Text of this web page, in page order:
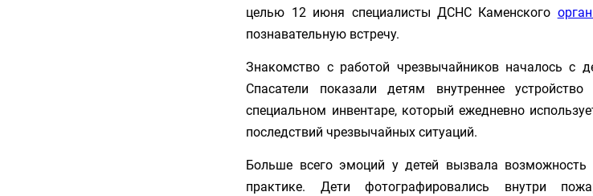
целью 12 июня специалисты ДСНС Каменского
познавательную встречу.
Знакомство с работой чрезвычайников началось с
Спасатели показали детям внутреннее
специальном инвентаре, который ежедневно
последствий чрезвычайных ситуаций.
Больше всего эмоций у детей вызвала возможность
практике. Дети фотографировались внутри